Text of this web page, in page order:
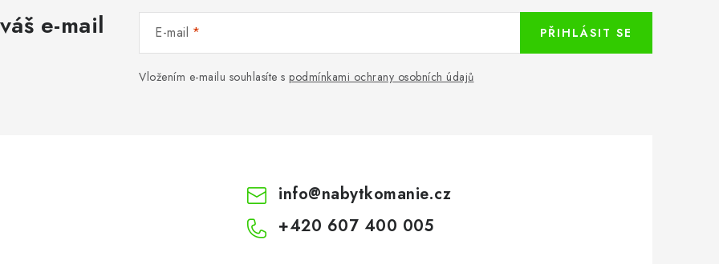
e-mail E-mail
Vložením e-mailu souhlasíte s podmínkami ochrany osobních údajů
PŘIHLÁSIT SE
info@nabytkomanie.cz
+420 607 400 005